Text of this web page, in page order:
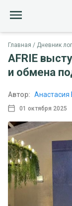
Главная Дневник
AFRIE
и обмена
01 октября 2025
Автор: Анастасия